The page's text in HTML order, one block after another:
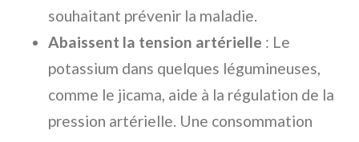
souhaitant prévenir la maladie.
Abaissent la tension artérielle : Le
potassium dans quelques légumineuses,
comme le jicama, aide à la régulation de la
pression artérielle. Une consommation